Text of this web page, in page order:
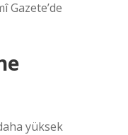
Gazete’de
yüksek